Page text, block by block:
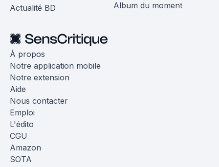
Actualité BD
Album du moment
À propos
Notre application mobile
Notre extension
Aide
Nous contacter
Emploi
L'édito
CGU
Amazon
SOTA